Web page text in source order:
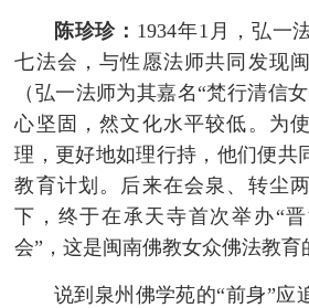
陈珍珍： 1934年1月，弘一
七法会，与性愿法师共同发现
（弘一法师为其嘉名“梵行清信
心坚固，然文化水平较低。为
理，更好地如理行持，他们便共
教育计划。后来在会泉、转尘
下，终于在承天寺首次举办“
会”，这是闽南佛教女众佛法教育
说到泉州佛学苑的“前身”应